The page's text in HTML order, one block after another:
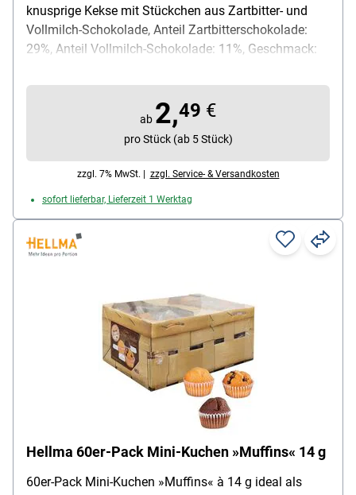
knusprige Kekse mit Stückchen aus Zartbitter- und
Vollmilch-Schokolade, Anteil Zartbitterschokolade:
29%, Anteil Vollmilch-Schokolade: 11%, Geschmack:
g, Lieferumfang: 1 Packung Kekstaler (225 g gesamt)
ab 2,49 €
pro Stück (ab 5 Stück)
zzgl. 7% MwSt. | zzgl. Service- & Versandkosten
sofort lieferbar, Lieferzeit 1 Werktag
Hellma 60er-Pack Mini-Kuchen »Muffins« 14 g
60er-Pack Mini-Kuchen »Muffins« à 14 g ideal als